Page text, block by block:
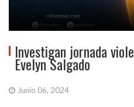
Investigan jornada
Evelyn Salgado
Junio 06, 2024